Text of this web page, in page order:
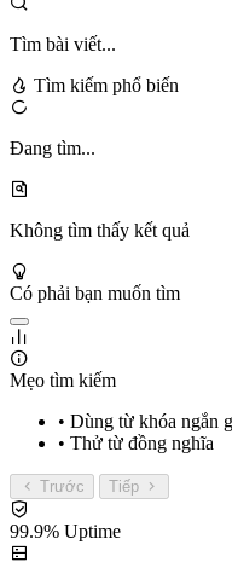
Tìm bài viết...
Tìm kiếm phổ biến
Đang tìm...
Không tìm thấy kết quả
Có phải bạn muốn tìm
Mẹo tìm kiếm
• Dùng từ khóa ngắn
• Thử từ đồng nghĩa
Trước Tiếp
99.9% Uptime